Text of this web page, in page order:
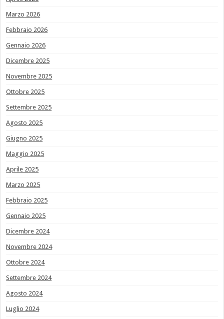
Marzo 2026
Febbraio 2026
Gennaio 2026
Dicembre 2025
Novembre 2025
Ottobre 2025
Settembre 2025
Agosto 2025
Giugno 2025
Maggio 2025
Aprile 2025
Marzo 2025
Febbraio 2025
Gennaio 2025
Dicembre 2024
Novembre 2024
Ottobre 2024
Settembre 2024
Agosto 2024
Luglio 2024